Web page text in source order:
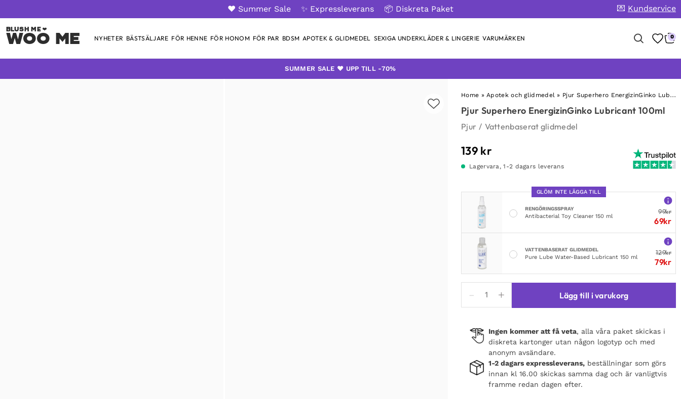
❤️ Summer Sale ✨ Expressleverans 📦 Diskreta Paket 💌 Kundservice
Woo Me NYHETER BÄSTSÄLJARE FÖR HENNE FÖR HONOM FÖR PAR BDSM APOTEK & GLIDMEDEL SEXIGA UNDERKLÄDER & LINGERIE VARUMÄRKEN 0
SUMMER SALE ❤️ UPP TILL -70%
Home »Apotek och glidmedel » Pjur Superhero EnergizinGinko Lubricant 100ml
Pjur Superhero EnergizinGinko Lubricant 100ml
Pjur / Vattenbaserat glidmedel
139 kr
Lagervara, 1-2 dagars leverans
GLÖM INTE LÄGGA TILL
RENGÖRINGSSPRAY
Antibacterial Toy Cleaner 150 ml
99kr
69kr
VATTENBASERAT GLIDMEDEL
Pure Lube Water-Based Lubricant 150 ml
129kr
79kr
Superhero
100ml
Lägg till i varukorg
Ingen kommer att få veta, alla våra paket skickas i
diskreta kartonger utan någon logotyp och med
anonym avsändare.
1-2 dagars expressleverans, beställningar som görs
innan kl 16.00 skickas samma dag och är vanligtvis
framme redan dagen efter.